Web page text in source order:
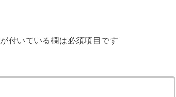
が付いている欄は必須項目です